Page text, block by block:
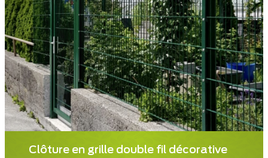
Clôture en grille double fil décorative